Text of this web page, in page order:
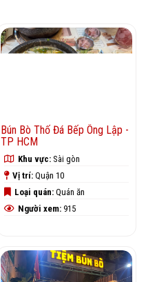
Bún Bò Thố Đá Bếp Ông Lập -
TP HCM
Khu vực: Sài gòn
Vị trí: Quận 10
Loại quán: Quán ăn
Người xem: 915